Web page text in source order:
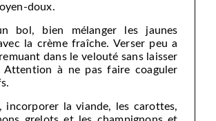
doux.
bol, bien mélanger les jaunes
la crème fraîche. Verser peu a
dans le velouté sans laisser
Attention à ne pas faire coaguler
incorporer la viande, les carottes,